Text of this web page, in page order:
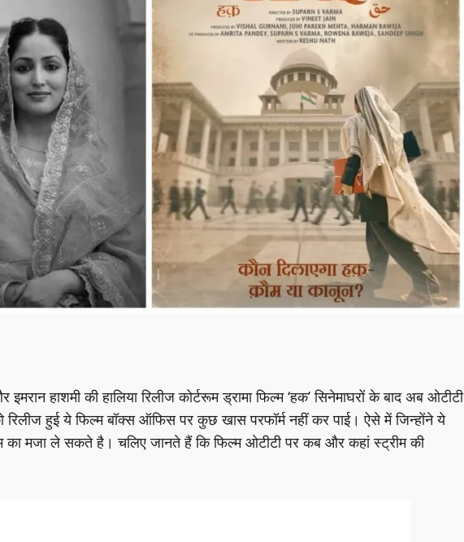
इमरान हाशमी की हालिया रिलीज कोर्टरूम ड्रामा फिल्म ‘हक’ सिनेमाघरों के बाद अब ओटीटी
हुई ये फिल्म बॉक्स ऑफिस पर कुछ खास परफॉर्म नहीं कर पाई। ऐसे में जिन्होंने ये
का मजा ले सकते है। चलिए जानते हैं कि फिल्म ओटीटी पर कब और कहां स्ट्रीम की